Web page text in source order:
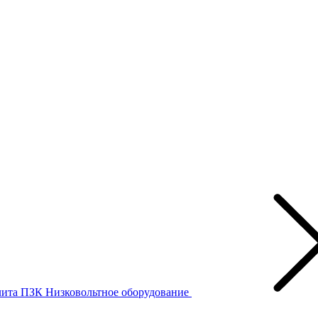
ПЗК Низковольтное оборудование